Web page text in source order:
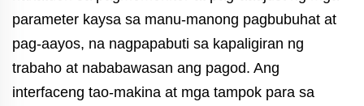
parameter kaysa sa manu-manong pagbubuhat at
pag-aayos, na nagpapabuti sa kapaligiran ng
trabaho at nababawasan ang pagod. Ang
interfaceng tao-makina at mga tampok para sa